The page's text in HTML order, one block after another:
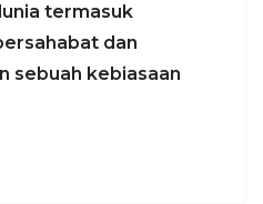
termasuk
dan
sebuah kebiasaan